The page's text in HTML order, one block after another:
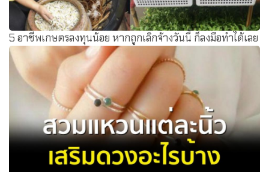
5 อาชีพเกษตรลงทุนน้อย หากถูกเลิกจ้างวันนี้ ก็ลงมือทำได้เลย